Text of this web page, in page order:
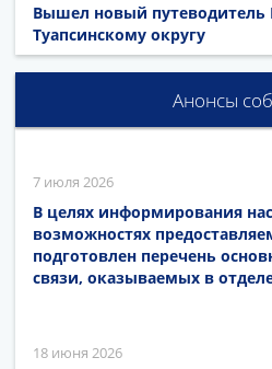
Вышел новый
Туапсинскому округу
Анонсы
7 июля 2026
В целях информирования
возможностях
подготовлен перечень
связи, оказываемых в
18 июня 2026